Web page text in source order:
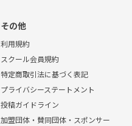
その他
利用規約
スクール会員規約
特定商取引法に基づく表記
プライバシーステートメント
投稿ガイドライン
加盟団体・賛同団体・スポンサー